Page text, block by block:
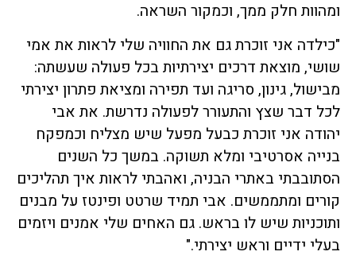
ומהוות חלק ממך, וכמקור השראה.
"כילדה אני זוכרת גם את החוויה שלי לראות את אמי
שושי, מוצאת דרכים יצירתיות בכל פעולה שעשתה:
מבישול, גינון, סריגה ועד תפירה ומציאת פתרון יצירתי
לכל דבר שצץ והתעורר לפעולה נדרשת. את אבי
יהודה אני זוכרת כבעל מפעל שיש מצליח וכמפקח
בנייה אסרטיבי ומלא תשוקה. במשך כל השנים
הסתובבתי באתרי הבניה, ואהבתי לראות איך תהליכים
קורים ומתממשים. אבי תמיד שרטט ופינטז על מבנים
ותוכניות שיש לו בראש. גם האחים שלי אמנים ויזמים
בעלי ידיים וראש יצירתי."